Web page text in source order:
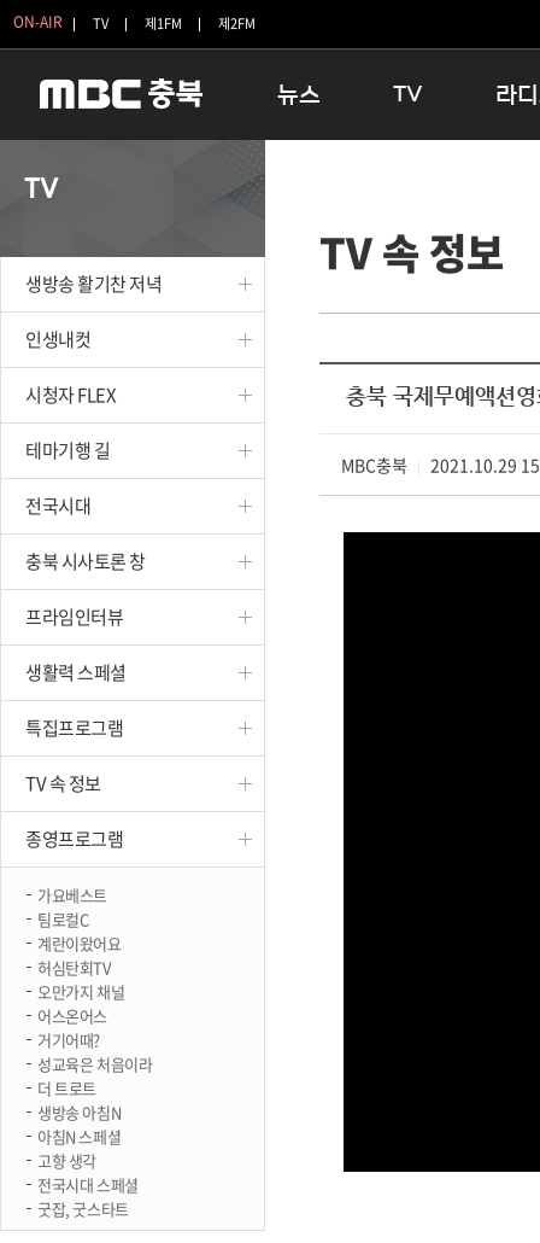
ON-AIR TV 제1FM 제2FM
뉴스
보은
옥천
TV
인생내컷
테마기행 길
시청자 FLEX
특집프로그램
종영프로그램
라
16:00 완
우리 고
TV
생방송 활기찬 저녁
인생내컷
시청자 FLEX
테마기행 길
전국시대
충북 시사토론 창
프라임인터뷰
생활력 스페셜
특집프로그램
TV 속 정보
종영프로그램
가요베스트
팀로컬C
계란이왔어요
허심탄회TV
오만가지 채널
어스온어스
거기어때?
성교육은 처음이라
더 트로트
생방송 아침N
아침N 스페셜
고향 생각
전국시대 스페셜
굿잡, 굿스타트
TV 속 정보
충북 국제무예액션
MBC충북 2021.10.29